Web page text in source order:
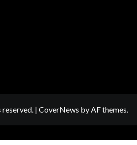
| CoverNews by AF themes.